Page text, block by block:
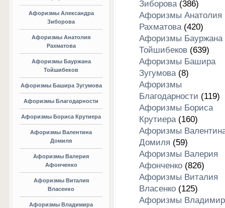
Афоризмы Александра
Зиборова
Афоризмы Анатолия
Рахматова
Афоризмы Бауржана
Тойшибеков
Афоризмы Башира Зугумова
Афоризмы Благодарности
Афоризмы Бориса Крутиера
Афоризмы Валентина
Домиля
Афоризмы Валерия
Афонченко
Афоризмы Виталия
Власенко
Афоризмы Владимира
Зиборова(386)
Афоризмы Анатолия
Рахматова(420)
Афоризмы Бауржана
Тойшибеков(639)
Афоризмы Башира
Зугумова(8)
Афоризмы
Благодарности (119)
Афоризмы Бориса
Крутиера(160)
Афоризмы
Домиля (59)
Афоризмы Валерия
Афонченко(826)
Афоризмы Виталия
Власенко(125)
Афоризмы